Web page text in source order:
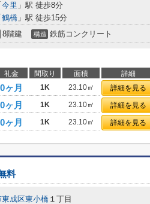
今里 」駅 徒歩8分
鶴橋 」駅 徒歩15分
8階建 構造 鉄筋コンクリート
礼金 間取り 面積 詳細
0ヶ月 1K 23.10㎡ 詳細を見る
0ヶ月 1K 23.10㎡ 詳細を見る
0ヶ月 1K 23.10㎡ 詳細を見る
料
東成区東小橋 １丁目